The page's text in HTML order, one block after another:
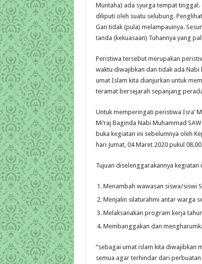
Muntaha) ada syurga tempat tinggal.
diliputi oleh suatu selubung.
Gan tidak (pula) melampauinya.
tanda (kekuasaan) Tuhannya yang
Peristiwa tersebut merupakan
waktu diwajibkan dan tidak ada Nabi
umat Islam kita dianjurkan untuk
teramat bersejarah sepanjang
Untuk memperingati peristiwa Isra’
Mi’raj Baginda Nabi Muhammad
buka kegiatan ini sebelumnya oleh
hari Jumat, 04 Maret 2020 pukul
Tujuan diselenggarakannya kegiatan
Menambah wawasan siswa/siswi
Menjalin silaturahmi antar warga
Melaksanakan program kerja
Membanggakan dan
“sebagai umat islam kita diwajibkan
semua agar terhindar dari